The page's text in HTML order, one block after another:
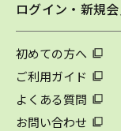
ログイン・新規
初めての方へ
ご利用ガイド
よくある質問
お問い合わせ